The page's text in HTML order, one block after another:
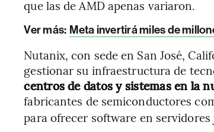
que las de AMD apenas variaron.
Ver más: Meta invertirá miles de
Nutanix, con sede en San José,
gestionar su infraestructura de
centros de datos y sistemas en la
fabricantes de semiconductores
para ofrecer software en